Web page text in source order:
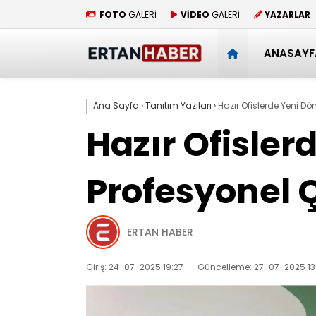
FOTO GALERİ VİDEO GALERİ YAZARLAR
Ana Sayfa ›Tanıtım Yazıları › Hazır Ofislerde Yeni
Hazır
Profesyonel
ERTAN HABER
Giriş: 24-07-2025 19:27 Güncelleme: 27-07-2025